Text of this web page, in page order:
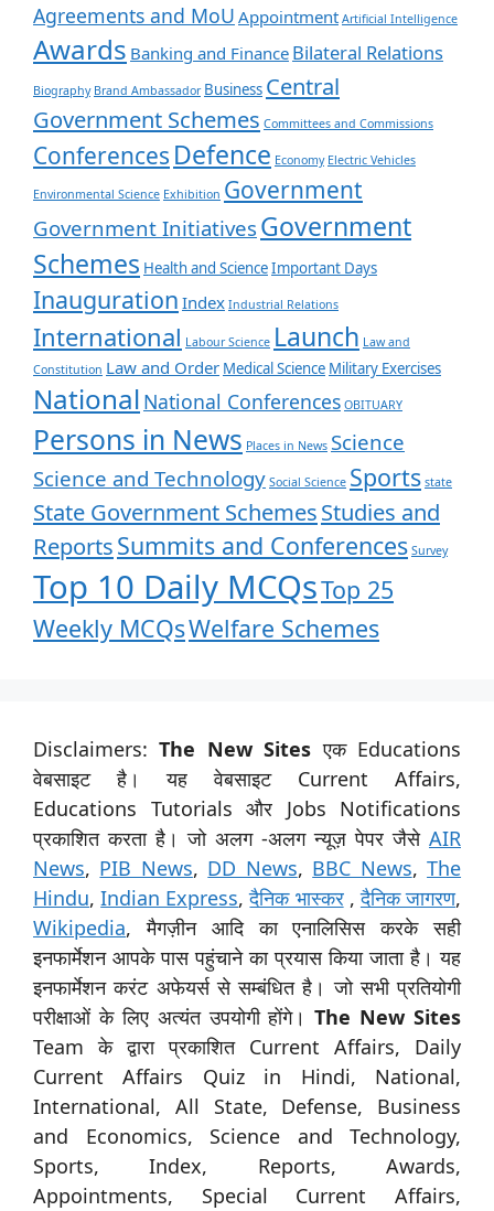
Agreements and MoU Appointment Artificial Intelligence
Awards Banking and Finance Bilateral Relations
Biography Brand Ambassador Business Central
Government Schemes Committees and Commissions
Conferences Defence Economy Electric Vehicles
Environmental Science Exhibition Government
Government Initiatives Government
Schemes Health and ScienceImportant Days
Inauguration Index Industrial Relations
International Labour Science Launch Law and
Constitution Law and Order Medical Science Military Exercises
National National Conferences OBITUARY
Persons in News Places in News Science
Science and Technology Social Science Sports state
State Government SchemesStudies and
ReportsSummits and Conferences Survey
Top 10 Daily MCQsTop 25
Weekly MCQsWelfare Schemes
Disclaimers:The New Sites एक Educations
वेबसाइट है। यह वेबसाइट Current Affairs,
Educations Tutorials और Jobs Notifications
प्रकाशित करता है। जो अलग -अलग न्यूज़ पेपर जैसे AIR
News, PIB News, DD News, BBC News,The
Hindu,Indian Express,दैनिक भास्कर,दैनिक जागरण,
Wikipedia, मैगज़ीन आदि का एनालिसिस करके सही
इनफार्मेशन आपके पास पहुंचाने का प्रयास किया जाता है। यह
इनफार्मेशन करंट अफेयर्स से सम्बंधित है। जो सभी प्रतियोगी
परीक्षाओं के लिए अत्यंत उपयोगी होंगे।The New Sites
Team के द्वारा प्रकाशित Current Affairs, Daily
Current Affairs Quiz in Hindi, National,
International, All State, Defense, Business
and Economics, Science and Technology,
Sports, Index, Reports, Awards,
Appointments, Special Current Affairs,